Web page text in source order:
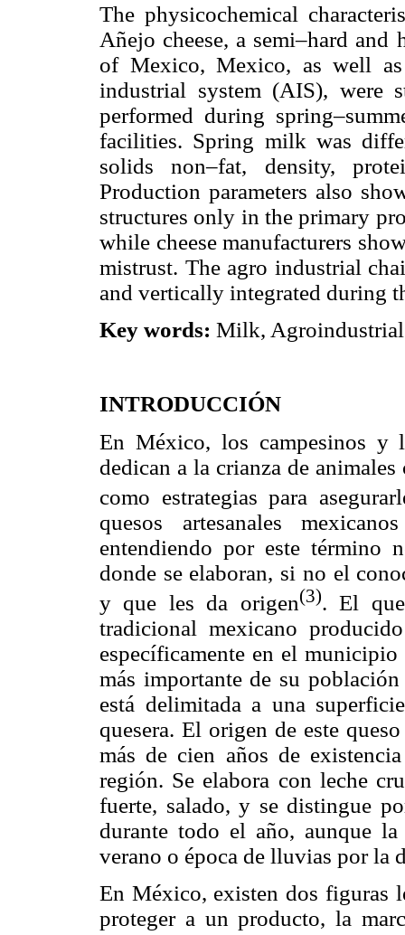
The physicochemical
Añejo cheese, a semi–hard and
of Mexico, Mexico, as well
industrial system (AIS), were
performed during
facilities. Spring milk was
solids non–fat, density,
Production parameters also
structures only in the primary
while cheese manufacturers
mistrust. The agro industrial
and vertically integrated during
Key words: Milk, Agroindustrial
INTRODUCCIÓN
En México, los campesinos y
dedican a la crianza de
como estrategias para
quesos artesanales
entendiendo por este término
donde se elaboran, si no el
y que les da origen(3). El
tradicional mexicano
específicamente en el
más importante de su
está delimitada a una
quesera. El origen de este
más de cien años de
región. Se elabora con leche
fuerte, salado, y se distingue
durante todo el año, aunque
verano o época de lluvias por la
En México, existen dos figuras
proteger a un producto, la